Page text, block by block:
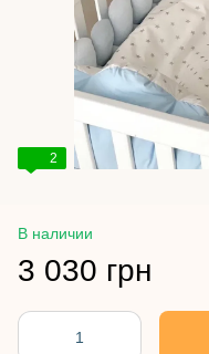
2
В наличии
3 030 грн